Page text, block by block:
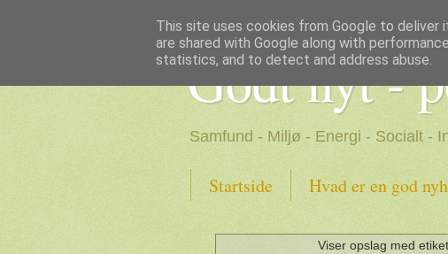
Godt nyt -
Samfund - Miljø - Energi - Socialt -
Startside Hvad er en god
Viser opslag med
This site uses cookies from Google to deliver
are shared with Google along with
statistics, and to detect and address abuse.